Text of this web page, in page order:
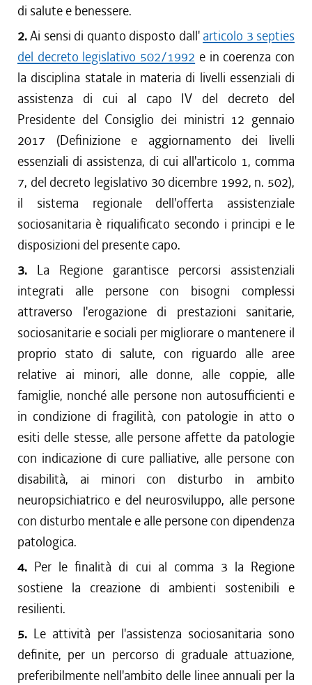
di salute e benessere.
2.Ai sensi di quanto disposto dall' articolo 3 septies
del decreto legislativo 502/1992 e in coerenza con
la disciplina statale in materia di livelli essenziali di
assistenza di cui al capo IV del decreto del
Presidente del Consiglio dei ministri 12 gennaio
2017 (Definizione e aggiornamento dei livelli
essenziali di assistenza, di cui all'articolo 1, comma
7, del decreto legislativo 30 dicembre 1992, n. 502),
il sistema regionale dell'offerta assistenziale
sociosanitaria è riqualificato secondo i principi e le
disposizioni del presente capo.
3. La Regione garantisce percorsi assistenziali
integrati alle persone con bisogni complessi
attraverso l'erogazione di prestazioni sanitarie,
sociosanitarie e sociali per migliorare o mantenere il
proprio stato di salute, con riguardo alle aree
relative ai minori, alle donne, alle coppie, alle
famiglie, nonché alle persone non autosufficienti e
in condizione di fragilità, con patologie in atto o
esiti delle stesse, alle persone affette da patologie
con indicazione di cure palliative, alle persone con
disabilità, ai minori con disturbo in ambito
neuropsichiatrico e del neurosviluppo, alle persone
con disturbo mentale e alle persone con dipendenza
patologica.
4. Per le finalità di cui al comma 3 la Regione
sostiene la creazione di ambienti sostenibili e
resilienti.
5. Le attività per l'assistenza sociosanitaria sono
definite, per un percorso di graduale attuazione,
preferibilmente nell'ambito delle linee annuali per la